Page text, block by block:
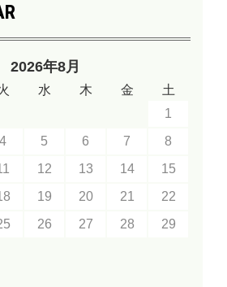
2026年8月
水 木 金
土
1
4 5 6 7
8
12 13 14
15
19 20 21
22
26 27 28
29